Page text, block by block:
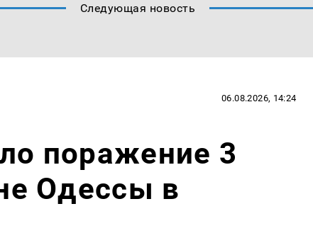
Следующая новость
06.08.2026, 14:24
поражение 3
Одессы в